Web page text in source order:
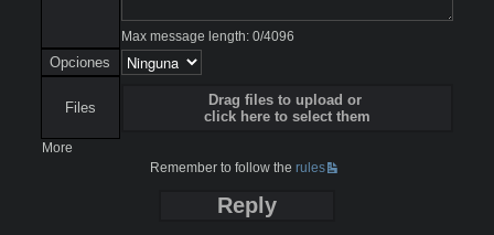
Max message length: 0/4096
Opciones
Files
Drag files to upload or
click here to select them
More
Remember to follow therules
Reply